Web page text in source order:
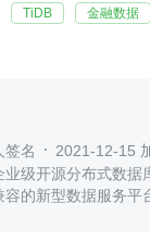
TiDB 金融数据
签名
2021-12-15
业级开源分布式数
的新型数据服务平